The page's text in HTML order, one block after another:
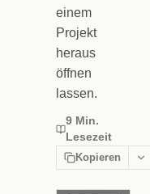
einem
Projekt
heraus
öffnen
lassen.
9 Min.
Lesezeit
Kopieren